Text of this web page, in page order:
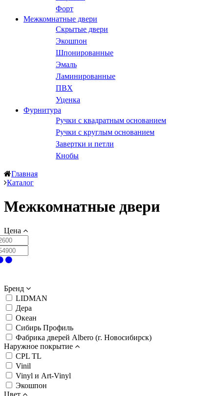
Форт
Межкомнатные двери
Скрытые двери
Экошпон
Шпонированные
Эмаль
Ламинированные
ПВХ
Уценка
Фурнитура
Ручки с квадратным основанием
Ручки с круглым основанием
Завертки и петли
Кнобы
Главная
Каталог
Межкомнатные двери
Цена
Бренд
LIDMAN
Дера
Океан
Сибирь Профиль
Фабрика дверей Albero (г. Новосибирск)
Наружное покрытие
CPL TL
Vinil
Vinyl и Art-Vinyl
Экошпон
Цвет